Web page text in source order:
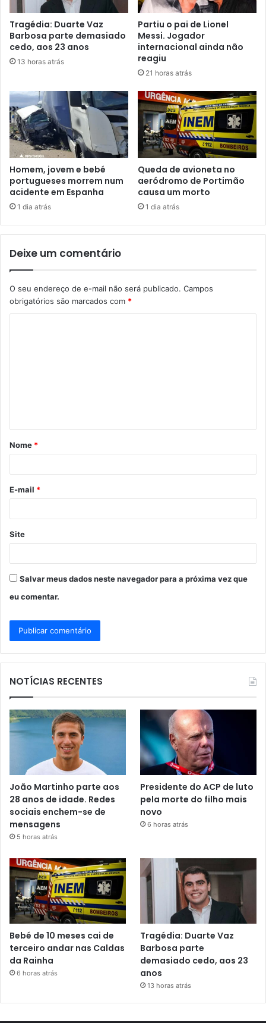
Tragédia: Duarte Vaz
Barbosa parte demasiado
cedo, aos 23 anos
13 horas atrás
Partiu o pai de Lionel
Messi. Jogador
internacional ainda não
reagiu
21 horas atrás
Homem, jovem e bebé
portugueses morrem num
acidente em Espanha
1 dia atrás
Queda de avioneta no
aeródromo de Portimão
causa um morto
1 dia atrás
Deixe um comentário
O seu endereço de e-mail não será publicado. Campos
obrigatórios são marcados com *
á
r
*
Nome *
E-mail *
Site
Salvar meus dados neste navegador para a próxima vez que
eu comentar.
NOTÍCIAS RECENTES
João Martinho parte aos
28 anos de idade. Redes
sociais enchem-se de
mensagens
5 horas atrás
Presidente do ACP de luto
pela morte do filho mais
novo
6 horas atrás
Bebé de 10 meses cai de
terceiro andar nas Caldas
da Rainha
6 horas atrás
Tragédia: Duarte Vaz
Barbosa parte
demasiado cedo, aos 23
anos
13 horas atrás